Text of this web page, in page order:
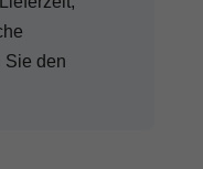
Sie den